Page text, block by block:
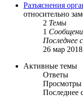
Разъяснения
относительно
2 Темы
1
Последнее
26 мар
Активные темы
Ответы
Просмотры
Последнее